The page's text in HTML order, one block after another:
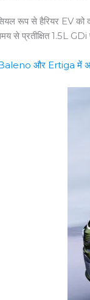
रूप से हैरियर EV को
प्रतीक्षित 1.5L GDi
और Ertiga में अब